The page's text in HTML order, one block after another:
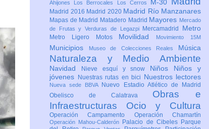
Ahijones
Los Berrocales Los Cerros M-30
Madrid 2016 Madrid 2020 Madrid Río Manzanares
Mapas de Madrid Matadero Madrid Mayores Mercado
de Frutas y Verduras de Legazpi
Mercamadrid Metro
Metro Ligero Motos Movilidad Movimiento 15M
Municipios Museo de Colecciones Reales Música
Naturaleza y Medio Ambiente
Navidad Nieve esquí y snow Niños Niños y
jóvenes
Nuestras rutas en bici Nuestros lectores
Nueva sede BBVA
Nuevo Estadio Atlético de Madrid
Obelisco de Calatrava Obras e
Infraestructuras Ocio y Cultura
Operación Campamento Operación Chamartín
Operación Mahou-Calderón Palacio de Cibeles Parque